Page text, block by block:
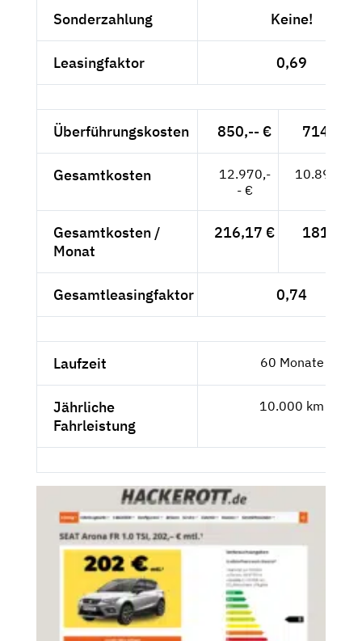
Sonderzahlung Keine!
Leasingfaktor 0,69
Überführungskosten 850,-- € 714,29 €
Gesamtkosten
12.970,-
- €
10.899,16
Gesamtkosten /
Monat
216,17 € 181,65 €
Gesamtleasingfaktor 0,74
Laufzeit 60 Monate
Jährliche
Fahrleistung
10.000 km